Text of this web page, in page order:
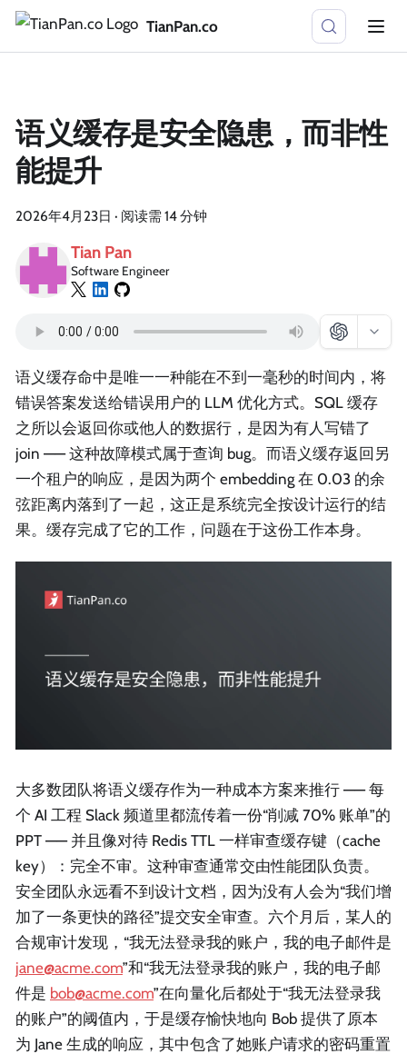
TianPan.co
语义缓存是安全隐患，而非性
能提升
2026年4月23日 · 阅读需 14 分钟
Tian Pan
Software Engineer
语义缓存命中是唯一一种能在不到一毫秒的时间内，将
错误答案发送给错误用户的 LLM 优化方式。SQL 缓存
之所以会返回你或他人的数据行，是因为有人写错了
join —— 这种故障模式属于查询 bug。而语义缓存返回另
一个租户的响应，是因为两个 embedding 在 0.03 的余
弦距离内落到了一起，这正是系统完全按设计运行的结
果。缓存完成了它的工作，问题在于这份工作本身。
大多数团队将语义缓存作为一种成本方案来推行 —— 每
个 AI 工程 Slack 频道里都流传着一份“削减 70% 账单”的
PPT —— 并且像对待 Redis TTL 一样审查缓存键（cache
key）：完全不审。这种审查通常交由性能团队负责。
安全团队永远看不到设计文档，因为没有人会为“我们增
加了一条更快的路径”提交安全审查。六个月后，某人的
合规审计发现，“我无法登录我的账户，我的电子邮件是
jane@acme.com”和“我无法登录我的账户，我的电子邮
件是 bob@acme.com”在向量化后都处于“我无法登录我
的账户”的阈值内，于是缓存愉快地向 Bob 提供了原本
为 Jane 生成的响应，其中包含了她账户请求的密码重置